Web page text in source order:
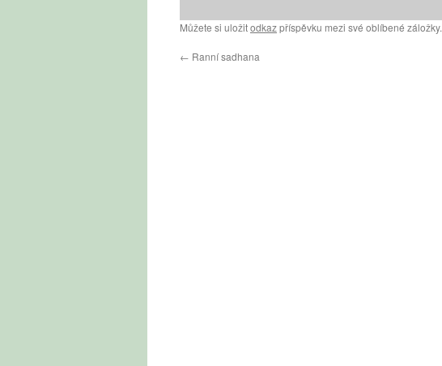
Můžete si uložitodkazpříspěvku mezi své oblíbené záložky.
← Ranní sadhana